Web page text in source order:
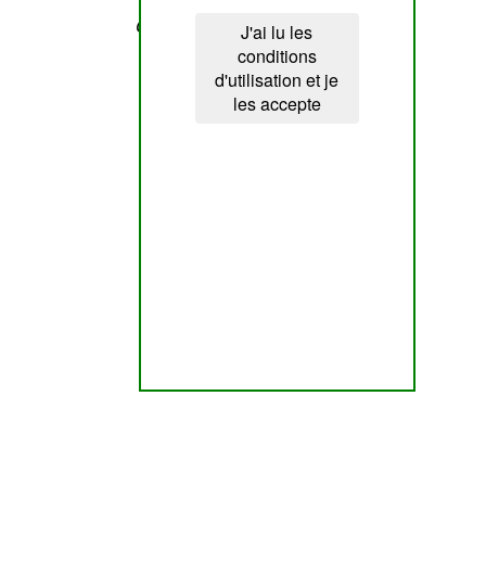
J'ai lu les
conditions
d'utilisation et je
les accepte
Cette page a été vue??